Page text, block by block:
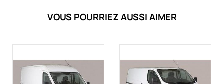
VOUS POURRIEZ AUSSI AIMER